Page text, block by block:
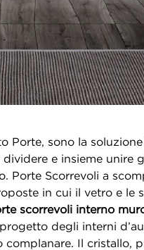
Porte, sono la
dividere e insieme unire
Porte Scorrevoli a
in cui il vetro e le
scorrevoli interno
degli interni
Il cristallo,